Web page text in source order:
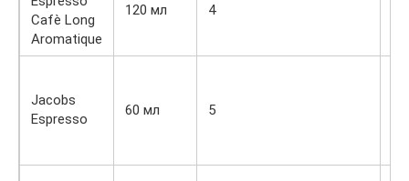
Cafè Long
Aromatique
120 мл 4
Jacobs
Espresso
60 мл 5